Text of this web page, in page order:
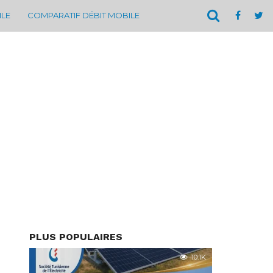
COMPARATIF DÉBIT MOBILE
PLUS POPULAIRES
10.1K